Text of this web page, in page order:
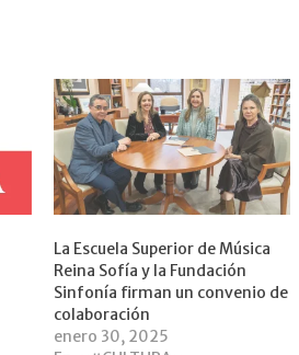
La Escuela Superior de Música
Reina Sofía y la Fundación
Sinfonía firman un convenio de
colaboración
enero 30, 2025